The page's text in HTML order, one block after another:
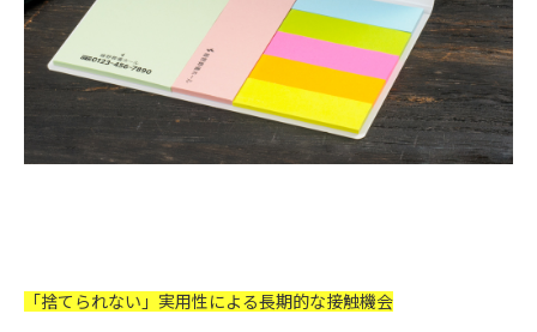
「捨てられない」実用性による長期的な接触機会